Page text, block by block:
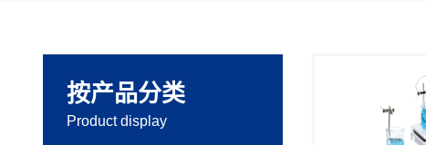
按产品分类
Product display